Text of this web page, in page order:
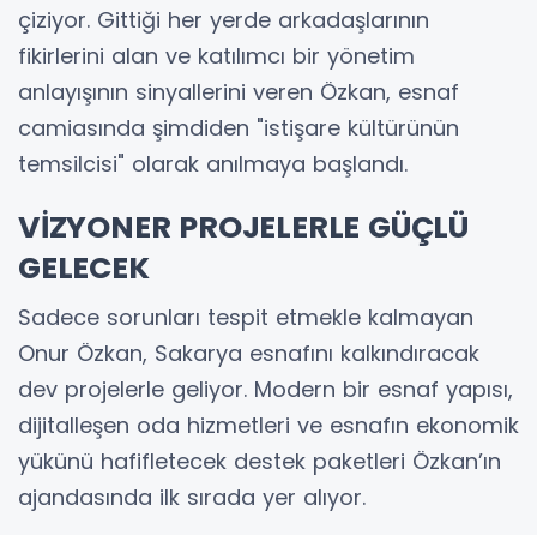
çiziyor. Gittiği her yerde arkadaşlarının
fikirlerini alan ve katılımcı bir yönetim
anlayışının sinyallerini veren Özkan, esnaf
camiasında şimdiden "istişare kültürünün
temsilcisi" olarak anılmaya başlandı.
VİZYONER PROJELERLE GÜÇLÜ
GELECEK
Sadece sorunları tespit etmekle kalmayan
Onur Özkan, Sakarya esnafını kalkındıracak
dev projelerle geliyor. Modern bir esnaf yapısı,
dijitalleşen oda hizmetleri ve esnafın ekonomik
yükünü hafifletecek destek paketleri Özkan’ın
ajandasında ilk sırada yer alıyor.